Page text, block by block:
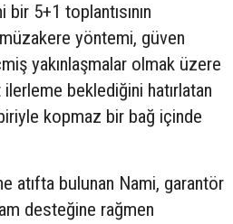
5+1 toplantısının
yöntemi, güven
yakınlaşmalar olmak üzere
beklediğini hatırlatan
kopmaz bir bağ içinde
atıfta bulunan Nami, garantör
desteğine rağmen